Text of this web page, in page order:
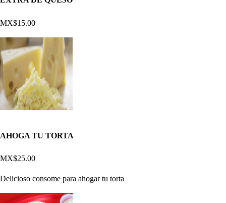
MX$15.00
AHOGA TU TORTA
MX$25.00
Delicioso consome para ahogar tu torta